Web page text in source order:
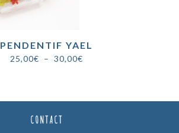
PENDENTIF YAEL
25,00€ – 30,00€Plage
25,00€
CONTACT